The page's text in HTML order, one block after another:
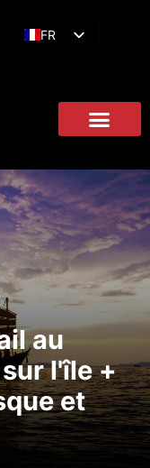
FR
au
l'île +
et